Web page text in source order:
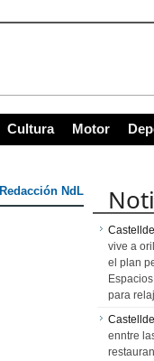
Cultura Motor
Redacción NdL
vive a
el plan
para
enntre